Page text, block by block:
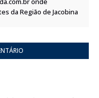
da Região de Jacobina